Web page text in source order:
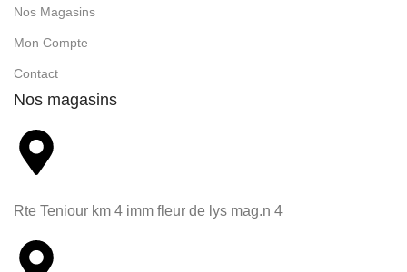
Nos Magasins
Mon Compte
Contact
Nos magasins
Rte Teniour km 4 imm fleur de lys mag.n 4